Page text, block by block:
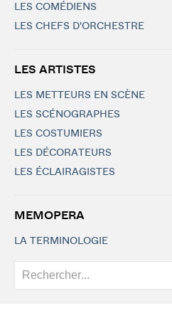
LES COMÉDIENS
LES CHEFS D'ORCHESTRE
LES ARTISTES
LES METTEURS EN SCÈNE
LES SCÉNOGRAPHES
LES COSTUMIERS
LES DÉCORATEURS
LES ÉCLAIRAGISTES
MEMOPERA
LA TERMINOLOGIE